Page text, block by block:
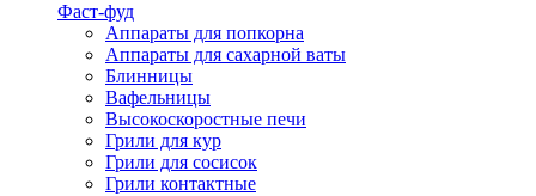
Фаст-фуд
Аппараты для попкорна
Аппараты для сахарной ваты
Блинницы
Вафельницы
Высокоскоростные печи
Грили для кур
Грили для сосисок
Грили контактные